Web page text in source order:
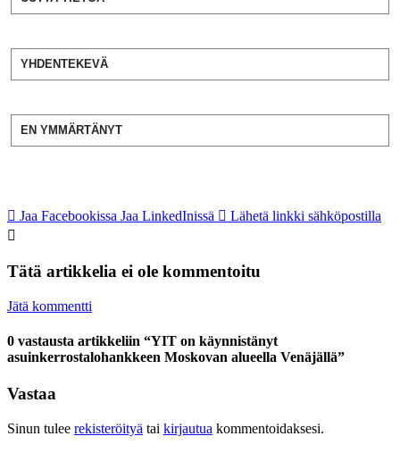
YHDENTEKEVÄ
EN YMMÄRTÄNYT
Jaa Facebookissa Jaa LinkedInissä Lähetä linkki sähköpostilla
Tätä artikkelia ei ole kommentoitu
Jätä kommentti
0 vastausta artikkeliin “YIT on käynnistänyt
asuinkerrostalohankkeen Moskovan alueella Venäjällä”
Vastaa
Sinun tulee rekisteröityä tai kirjautua kommentoidaksesi.